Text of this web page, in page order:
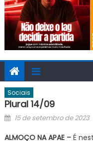
Sociais
Plural 14/09
Posted
15 de setembro de 2023
ALMOÇO NA APAE – É